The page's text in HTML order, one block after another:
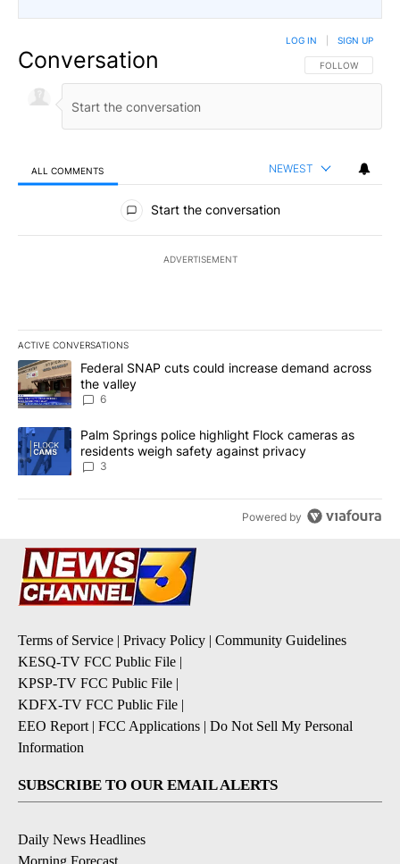
Conversation FOLLOW THIS
FOLLOW
LOG IN SIGN UP
ALL COMMENTS NEWEST
All Comments
Start the conversation
ADVERTISEMENT
ACTIVE CONVERSATIONS
The following is a list of the most commented articles in the last
A trending article titled "Federal SNAP cuts could increase
Federal SNAP cuts could increase demand across
the valley
6
A trending article titled "Palm Springs police highlight Flock
Palm Springs police highlight Flock cameras as
residents weigh safety against privacy
3
Powered by
Terms of Service Privacy Policy
Community Guidelines
KESQ-TV FCC Public File
KPSP-TV FCC Public File
KDFX-TV FCC Public File
EEO Report| FCC Applications
Do Not Sell My Personal
Information
SUBSCRIBE TO OUR EMAIL ALERTS
Daily News Headlines